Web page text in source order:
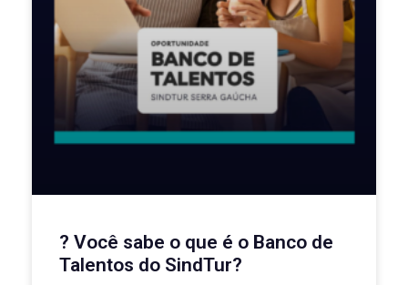
? Você sabe o que é o Banco de
Talentos do SindTur?